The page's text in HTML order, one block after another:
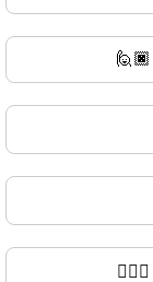
🙋🏿
🙋🏻‍♂️